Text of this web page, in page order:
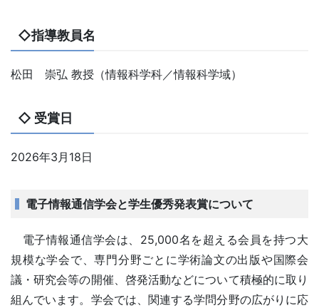
◇指導教員名
松田 崇弘 教授（情報科学科／情報科学域）
◇ 受賞日
2026年3月18日
電子情報通信学会と学生優秀発表賞について
電子情報通信学会は、25,000名を超える会員を持つ大
規模な学会で、専門分野ごとに学術論文の出版や国際会
議・研究会等の開催、啓発活動などについて積極的に取り
組んでいます。学会では、関連する学問分野の広がりに応